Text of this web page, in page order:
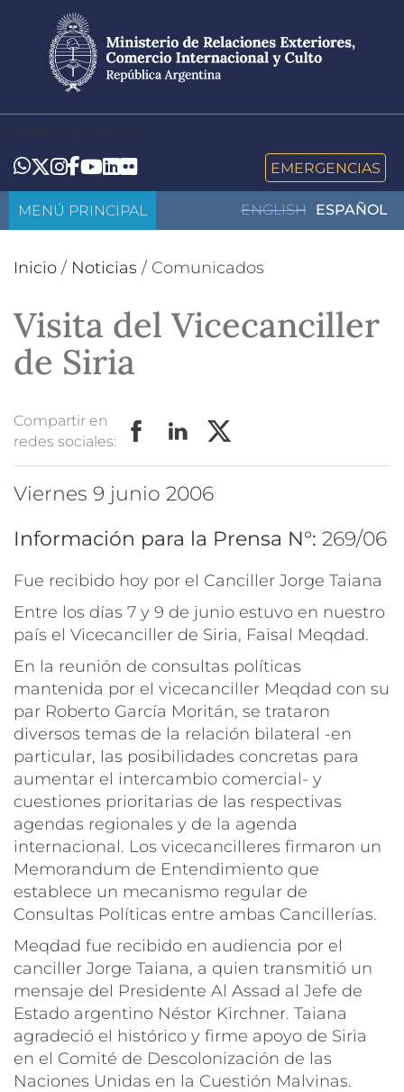
contenido
principal
Toggle navigation
Whatsapp
Twitter
Instagram
Facebook
YouTube
LinkedIn
Flickr EMERGENCIAS
ENGLISH ESPAÑOL
MENÚ PRINCIPAL
Inicio / Noticias / Comunicados
Visita del Vicecanciller
de Siria
Compartir en
redes sociales:
viernes 9 junio 2006
Información para la Prensa N°: 269/06
Fue recibido hoy por el Canciller Jorge Taiana
Entre los días 7 y 9 de junio estuvo en nuestro
país el Vicecanciller de Siria, Faisal Meqdad.
En la reunión de consultas políticas
mantenida por el vicecanciller Meqdad con su
par Roberto García Moritán, se trataron
diversos temas de la relación bilateral -en
particular, las posibilidades concretas para
aumentar el intercambio comercial- y
cuestiones prioritarias de las respectivas
agendas regionales y de la agenda
internacional. Los vicecancilleres firmaron un
Memorandum de Entendimiento que
establece un mecanismo regular de
Consultas Políticas entre ambas Cancillerías.
Meqdad fue recibido en audiencia por el
canciller Jorge Taiana, a quien transmitió un
mensaje del Presidente Al Assad al Jefe de
Estado argentino Néstor Kirchner. Taiana
agradeció el histórico y firme apoyo de Siria
en el Comité de Descolonización de las
Naciones Unidas en la Cuestión Malvinas.